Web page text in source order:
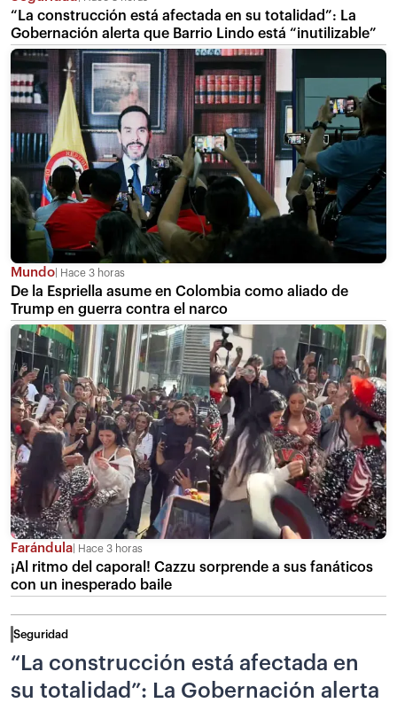
“La construcción está afectada en su totalidad”: La
Gobernación alerta que Barrio Lindo está “inutilizable”
Mundo Hace 3 horas
De la Espriella asume en Colombia como aliado de
Trump en guerra contra el narco
Farándula Hace 3 horas
¡Al ritmo del caporal! Cazzu sorprende a sus fanáticos
con un inesperado baile
Seguridad
“La construcción está afectada en
su totalidad”: La Gobernación alerta